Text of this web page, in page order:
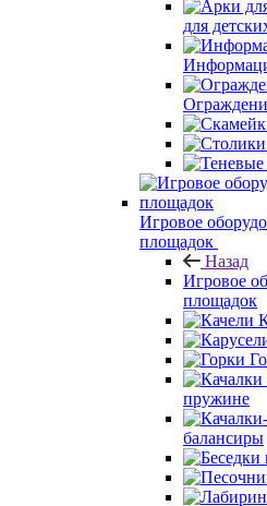
для
Игровое
площадок
Назад
Игровое
площадок
пружине
балансиры